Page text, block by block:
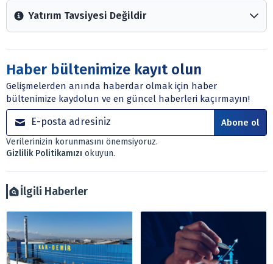
Yatırım Tavsiyesi Değildir
Arztakvimi.com.tr içerisinde yayınlanan bilgiler, yorumlar
Sitede yer alan tüm içerikler kişisel görüşlere
dayanmaktadır. Yatırım danışmanlığı hizmeti; aracı
kurumlar, mevduat kabul etmeyen bankalar, portföy
yönetim şirketleri ile müşteri arasında imzalanacak
sözleşme çerçevesinde sunulmaktadır.
Sitemizde bulunan bilgiler ve görüşler, sizin mali
durumunuz, risk – getiri beklentileriniz ile uyuşmayabilir.
Ayrıca burada yer alan bilgilere dayanarak, yatırım kararı
zararlardan, arztakvimi.com.tr sorumlu tutulamaz.
Haber bültenimize kayıt olun
Gelişmelerden anında haberdar olmak için haber
bültenimize kaydolun ve en güncel haberleri kaçırmayın!
Abone ol
Verilerinizin korunmasını önemsiyoruz.
Gizlilik Politikamızı okuyun.
İlgili Haberler